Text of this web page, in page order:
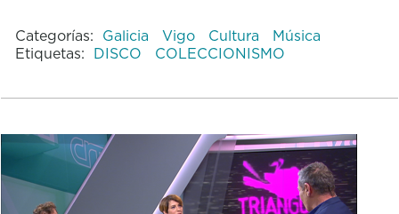
Categorías: Galicia Vigo Cultura
Música
Etiquetas: DISCO COLECCIONISMO